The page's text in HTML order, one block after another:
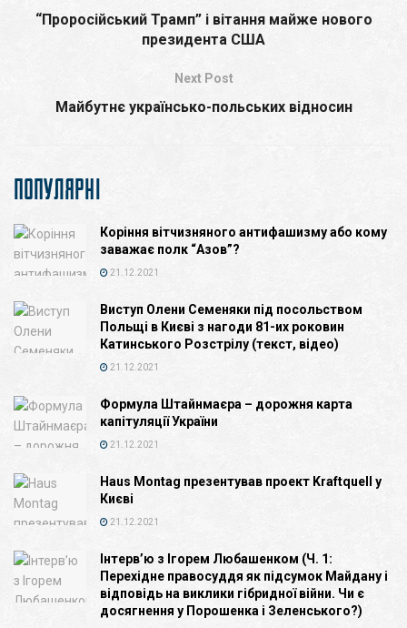
“Проросійський Трамп” і вітання майже нового
президента США
Next Post
Майбутнє українсько-польських відносин
ПОПУЛЯРНІ
Коріння вітчизняного антифашизму або кому
заважає полк “Азов”?
21.12.2021
Виступ Олени Семеняки під посольством
Польщі в Києві з нагоди 81-их роковин
Катинського Розстрілу (текст, відео)
21.12.2021
Формула Штайнмаєра – дорожня карта
капітуляції України
21.12.2021
Haus Montag презентував проект Kraftquell у
Києві
21.12.2021
Інтерв’ю з Ігорем Любашенком (Ч. 1:
Перехідне правосуддя як підсумок Майдану і
відповідь на виклики гібридної війни. Чи є
досягнення у Порошенка і Зеленського?)